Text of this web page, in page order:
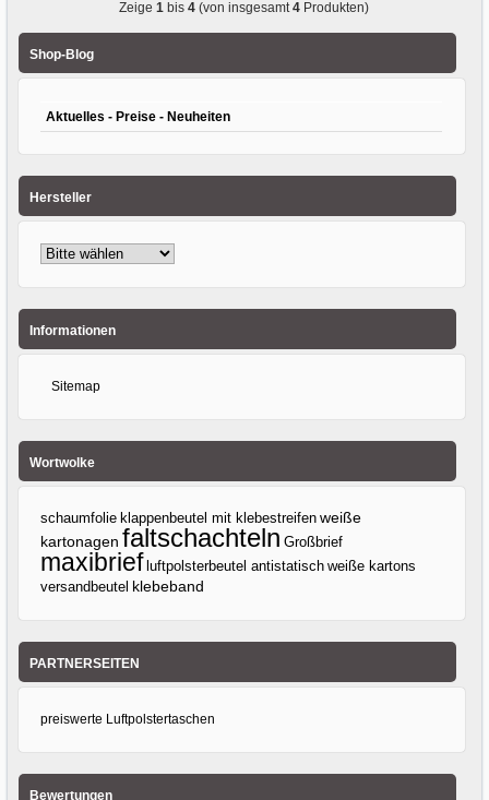
Zeige1 bis4 (von insgesamt4 Produkten)
Shop-Blog
Aktuelles - Preise - Neuheiten
Hersteller
Informationen
Sitemap
Wortwolke
schaumfolie klappenbeutel mit klebestreifen weiße
kartonagen faltschachteln Großbrief
maxibrief luftpolsterbeutel antistatisch weiße kartons
versandbeutel klebeband
PARTNERSEITEN
preiswerte Luftpolstertaschen
Bewertungen